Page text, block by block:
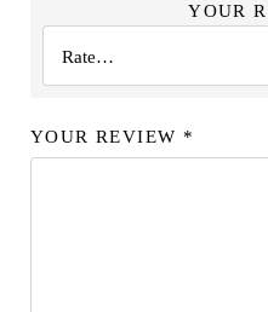
YOUR
YOUR REVIEW *